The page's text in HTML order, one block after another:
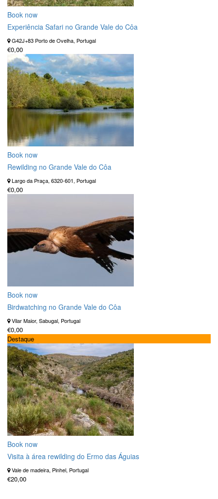
Book now
Experiência Safari no Grande Vale do Côa
G42J+83 Porto de Ovelha, Portugal
€0,00
Book now
Rewilding no Grande Vale do Côa
Largo da Praça, 6320-601, Portugal
€0,00
Book now
Birdwatching no Grande Vale do Côa
Vilar Maior, Sabugal, Portugal
€0,00
Destaque
Book now
Visita à área rewilding do Ermo das Águias
Vale de madeira, Pinhel, Portugal
€20,00